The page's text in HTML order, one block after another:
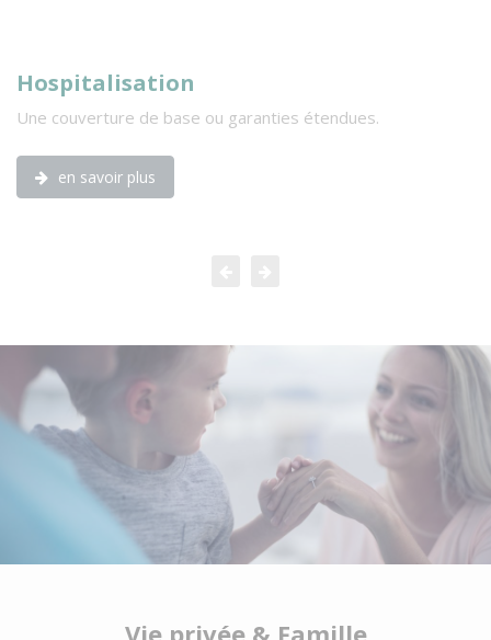
Hospitalisation
Une couverture de base ou garanties étendues.
en savoir plus